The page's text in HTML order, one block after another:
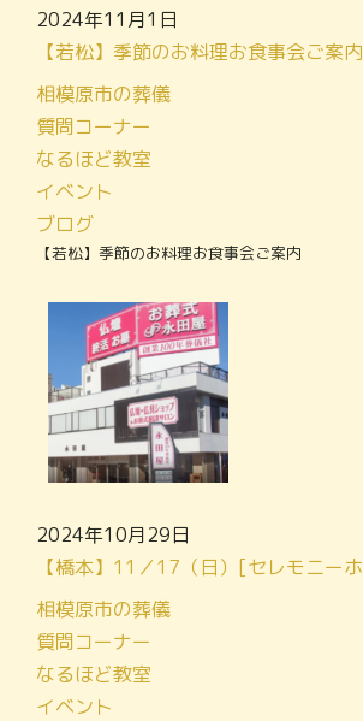
2024年11月1日
【若松】季節のお料理お食事会ご案内
相模原市の葬儀
質問コーナー
なるほど教室
イベント
ブログ
【若松】季節のお料理お食事会ご案内
2024年10月29日
相模原市の葬儀
質問コーナー
なるほど教室
イベント